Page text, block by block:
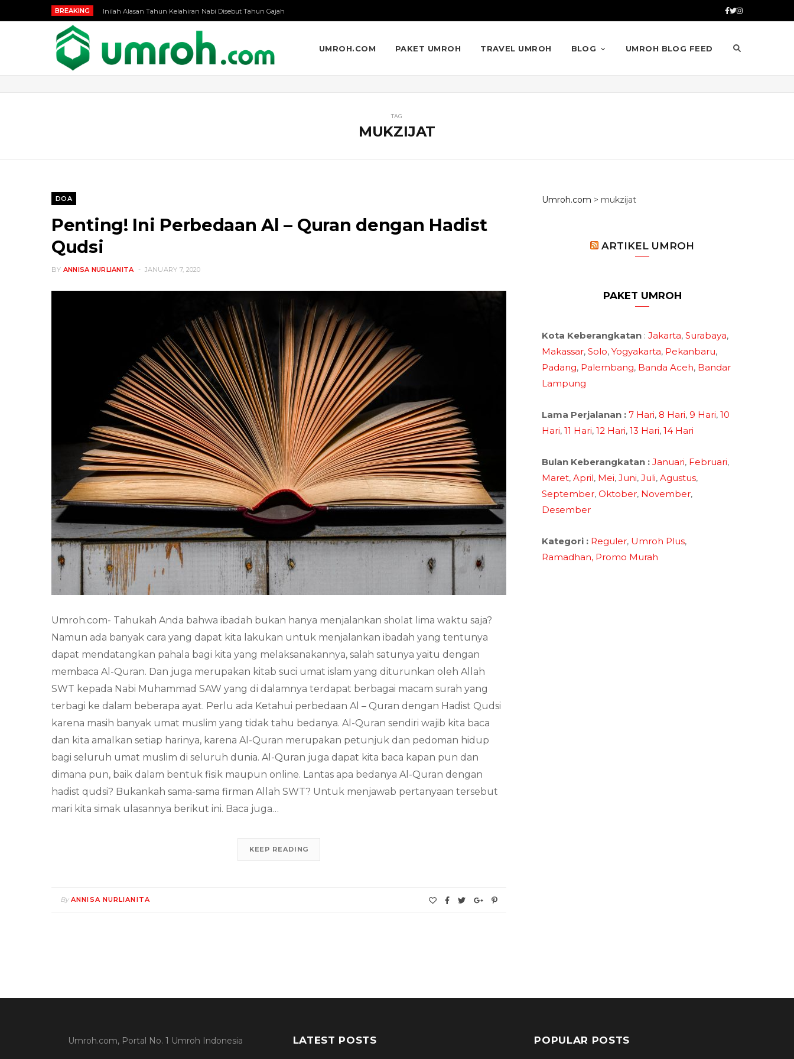
BREAKING Inilah Alasan Tahun Kelahiran Nabi Disebut Tahun Gajah
UMROH.COM PAKET UMROH TRAVEL UMROH BLOG UMROH BLOG FEED
TAG
MUKZIJAT
DOA
Penting! Ini Perbedaan Al – Quran dengan Hadist
Qudsi
BY ANNISA NURLIANITA JANUARY 7, 2020
Umroh.com- Tahukah Anda bahwa ibadah bukan hanya menjalankan sholat lima waktu saja?
Namun ada banyak cara yang dapat kita lakukan untuk menjalankan ibadah yang tentunya
dapat mendatangkan pahala bagi kita yang melaksanakannya, salah satunya yaitu dengan
membaca Al-Quran. Dan juga merupakan kitab suci umat islam yang diturunkan oleh Allah
SWT kepada Nabi Muhammad SAW yang di dalamnya terdapat berbagai macam surah yang
terbagi ke dalam beberapa ayat. Perlu ada Ketahui perbedaan Al – Quran dengan Hadist Qudsi
karena masih banyak umat muslim yang tidak tahu bedanya. Al-Quran sendiri wajib kita baca
dan kita amalkan setiap harinya, karena Al-Quran merupakan petunjuk dan pedoman hidup
bagi seluruh umat muslim di seluruh dunia. Al-Quran juga dapat kita baca kapan pun dan
dimana pun, baik dalam bentuk fisik maupun online. Lantas apa bedanya Al-Quran dengan
hadist qudsi? Bukankah sama-sama firman Allah SWT? Untuk menjawab pertanyaan tersebut
mari kita simak ulasannya berikut ini. Baca juga…
KEEP READING
By ANNISA NURLIANITA
Umroh.com > mukzijat
ARTIKEL UMROH
PAKET UMROH
Kota Keberangkatan : Jakarta, Surabaya,
Makassar, Solo, Yogyakarta, Pekanbaru,
Padang, Palembang, Banda Aceh, Bandar
Lampung
Lama Perjalanan : 7 Hari, 8 Hari, 9 Hari, 10
Hari, 11 Hari, 12 Hari, 13 Hari, 14 Hari
Bulan Keberangkatan : Januari, Februari,
Maret, April, Mei, Juni, Juli, Agustus,
September, Oktober, November,
Desember
Kategori : Reguler, Umroh Plus,
Ramadhan, Promo Murah
Umroh.com, Portal No. 1 Umroh Indonesia LATEST POSTS POPULAR POSTS